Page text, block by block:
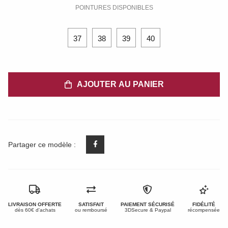
POINTURES DISPONIBLES
37 38 39 40
AJOUTER AU PANIER
Partager ce modèle :
LIVRAISON OFFERTE
dès 60€ d'achats
SATISFAIT
ou remboursé
PAIEMENT SÉCURISÉ
3DSecure & Paypal
FIDÉLITÉ
récompensée